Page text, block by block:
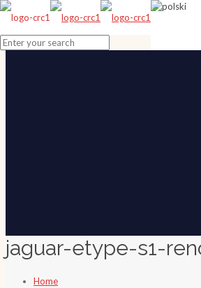
jaguar-etype-s1-
Home